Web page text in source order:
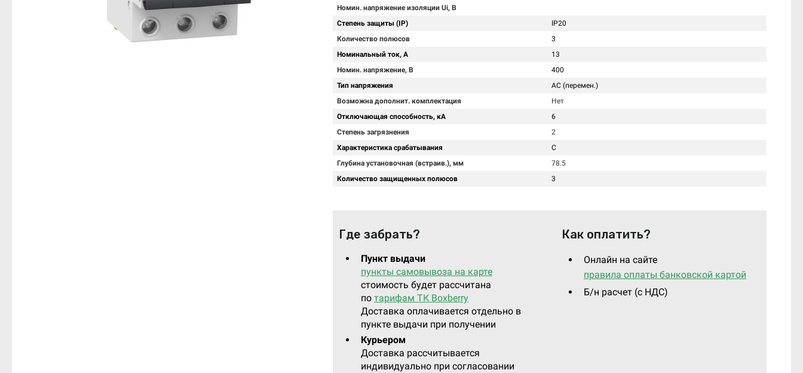
Номин. напряжение изоляции Ui, В
Степень защиты (IP)
IP20
Количество полюсов
3
Номинальный ток, А
13
Номин. напряжение, В
400
Тип напряжения
AC (перемен.)
Возможна дополнит. комплектация
Нет
Отключающая способность, кА
6
Степень загрязнения
2
Характеристика срабатывания
C
Глубина установочная (встраив.), мм
78.5
Количество защищенных полюсов
3
Где забрать?
Пункт выдачи
пункты самовывоза на карте
стоимость будет рассчитана
по тарифам ТК Boxberry
Доставка оплачивается отдельно в
пункте выдачи при получении
Курьером
Доставка рассчитывается
индивидуально при согласовании
Как оплатить?
Онлайн на сайте
правила оплаты банковской картой
Б/н расчет (c НДС)